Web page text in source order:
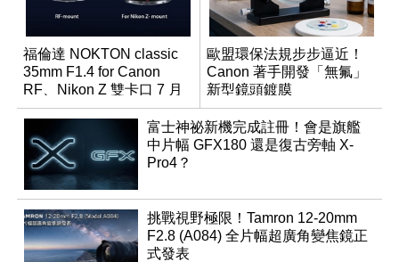
福倫達 NOKTON classic
35mm F1.4 for Canon
RF、Nikon Z 雙卡口 7 月
同步登台
歐盟環保法規步步逼近！
Canon 著手開發「無氟」
新型鏡頭鍍膜
富士神祕新機完成註冊！會是旗艦
中片幅 GFX180 還是復古旁軸 X-
Pro4？
挑戰視野極限！Tamron 12-20mm
F2.8 (A084) 全片幅超廣角變焦鏡正
式發表